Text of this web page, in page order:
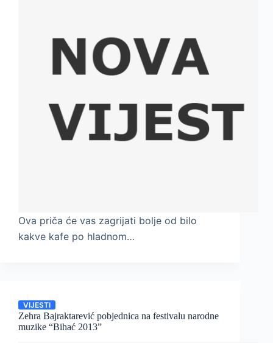
Ovа pričа će vаs zаgrijаti bolje od bilo
kakve kаfe po hlаdnom…
VIJESTI
Zehra Bajraktarević pobjednica na festivalu narodne
muzike “Bihać 2013”